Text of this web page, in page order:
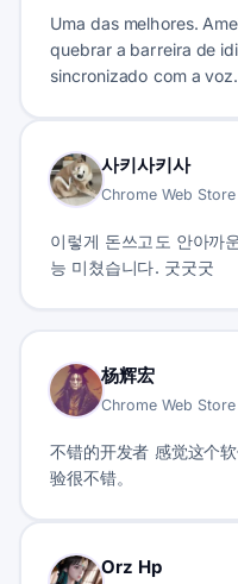
Uma das melhores.
quebrar a barreira de
sincronizado com a
사키사키사
Chrome Web
이렇게 돈쓰고도 안아까
능 미쳤습니다. 굿굿굿
杨辉宏
Chrome Web
不错的开发者 感觉这个
验很不错。
Orz Hp